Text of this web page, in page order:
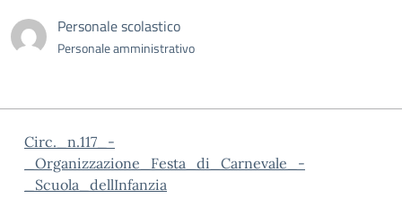
Personale scolastico
Personale amministrativo
Circ._n.117_-
_Organizzazione_Festa_di_Carnevale_-
_Scuola_dellInfanzia